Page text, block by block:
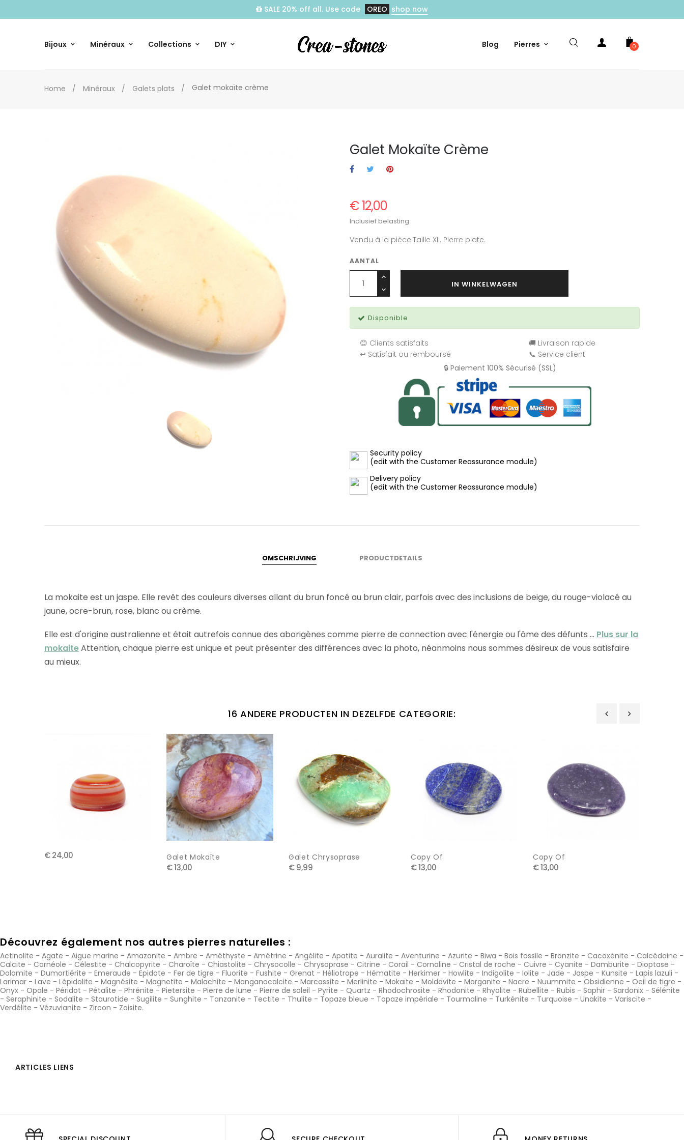
SALE 20% off all. Use code OREO shop now
Bijoux Minéraux Collections DIY Blog Pierres 0
Home Minéraux Galets plats Galet mokaïte crème
Galet Mokaïte Crème
€ 12,00
Inclusief belasting
Vendu à la pièce.Taille XL. Pierre plate.
AANTAL
IN WINKELWAGEN
Disponible
😊 Clients satisfaits
🚚 Livraison rapide
↩️ Satisfait ou remboursé
📞 Service client
🔒 Paiement 100% Sécurisé (SSL)
Security policy
(edit with the Customer Reassurance module)
Delivery policy
(edit with the Customer Reassurance module)
OMSCHRIJVING PRODUCTDETAILS
La mokaite est un jaspe. Elle revêt des couleurs diverses allant du brun foncé au brun clair, parfois avec des inclusions de beige, du rouge-violacé au
jaune, ocre-brun, rose, blanc ou crème.
Elle est d'origine australienne et était autrefois connue des aborigènes comme pierre de connection avec l'énergie ou l'âme des défunts ... Plus sur la
mokaiteAttention, chaque pierre est unique et peut présenter des différences avec la photo, néanmoins nous sommes désireux de vous satisfaire
au mieux.
16 ANDERE PRODUCTEN IN DEZELFDE CATEGORIE:
€ 24,00 Galet Mokaïte
€ 13,00
Galet Chrysoprase
€ 9,99
Copy Of
€ 13,00
Copy Of
€ 13,00
Découvrez également nos autres pierres naturelles :
Actinolite - Agate - Aigue marine - Amazonite - Ambre - Améthyste - Amétrine - Angélite - Apatite - Auralite - Aventurine - Azurite - Biwa - Bois fossile - Bronzite - Cacoxénite - Calcédoine -
Calcite - Carnéole - Célestite - Chalcopyrite - Charoïte - Chiastolite - Chrysocolle - Chrysoprase - Citrine - Corail - Cornaline - Cristal de roche - Cuivre - Cyanite - Damburite - Dioptase -
Dolomite - Dumortiérite - Emeraude - Epidote - Fer de tigre - Fluorite - Fushite - Grenat - Héliotrope - Hématite - Herkimer - Howlite - Indigolite - Iolite - Jade - Jaspe - Kunsite - Lapis lazuli -
Larimar - Lave - Lépidolite - Magnésite - Magnetite - Malachite - Manganocalcite - Marcassite - Merlinite - Mokaïte - Moldavite - Morganite - Nacre - Nuummite - Obsidienne - Oeil de tigre -
Onyx - Opale - Péridot - Pétalite - Phrénite - Pietersite - Pierre de lune - Pierre de soleil - Pyrite - Quartz - Rhodochrosite - Rhodonite - Rhyolite - Rubellite - Rubis - Saphir - Sardonix - Sélénite
- Seraphinite - Sodalite - Staurotide - Sugilite - Sunghite - Tanzanite - Tectite - Thulite - Topaze bleue - Topaze impériale - Tourmaline - Turkénite - Turquoise - Unakite - Variscite -
Verdélite - Vézuvianite - Zircon - Zoisite.
ARTICLES LIENS